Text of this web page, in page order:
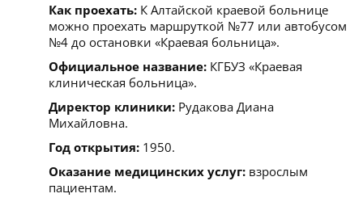
Как проехать: К Алтайской краевой больнице
можно проехать маршруткой №77 или автобусом
№4 до остановки «Краевая больница».
Официальное название: КГБУЗ «Краевая
клиническая больница».
Директор клиники: Рудакова Диана
Михайловна.
Год открытия: 1950.
Оказание медицинских услуг: взрослым
пациентам.